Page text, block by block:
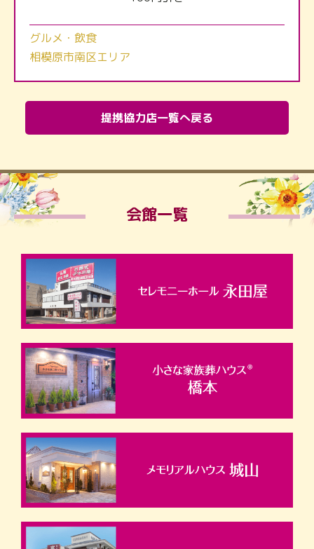
グルメ・飲食
相模原市南区エリア
提携協力店一覧へ戻る
会館一覧